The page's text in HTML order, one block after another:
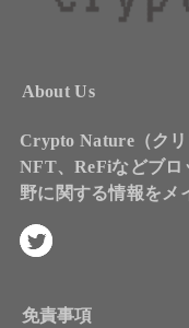
About Us
Crypto Nature（クリ
NFT、ReFiなどブロ
野に関する情報をメ
免責事項